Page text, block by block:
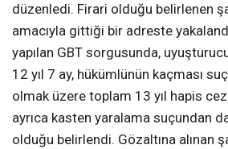
düzenledi. Firari olduğu belirlenen
amacıyla gittiği bir adreste
yapılan GBT sorgusunda,
12 yıl 7 ay, hükümlünün kaçması
olmak üzere toplam 13 yıl hapis
ayrıca kasten yaralama suçundan
olduğu belirlendi. Gözaltına alınan